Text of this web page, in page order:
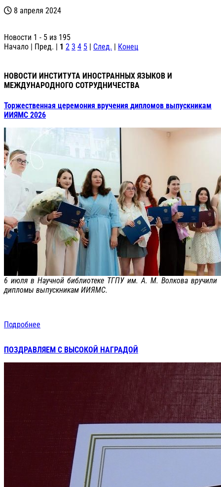
8 апреля 2024
Новости 1 - 5 из 195
Начало | Пред. | 1 2 3 4 5 | След. | Конец
НОВОСТИ ИНСТИТУТА ИНОСТРАННЫХ ЯЗЫКОВ И
МЕЖДУНАРОДНОГО СОТРУДНИЧЕСТВА
Торжественная церемония вручения дипломов выпускникам
ИИЯМС 2026
6 июля в Научной библиотеке ТГПУ им. А. М. Волкова вручили
дипломы выпускникам ИИЯМС.
Подробнее
ПОЗДРАВЛЯЕМ С ВЫСОКОЙ НАГРАДОЙ